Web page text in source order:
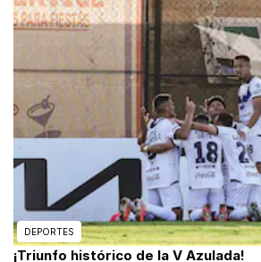
DEPORTES
¡Triunfo histórico de la V Azulada!